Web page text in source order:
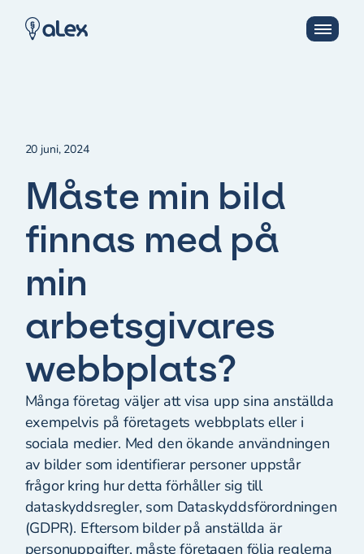
20 juni, 2024
Måste min bild
finnas med på
min
arbetsgivares
webbplats?
Många företag väljer att visa upp sina anställda
exempelvis på företagets webbplats eller i
sociala medier. Med den ökande användningen
av bilder som identifierar personer uppstår
frågor kring hur detta förhåller sig till
dataskyddsregler, som Dataskyddsförordningen
(GDPR). Eftersom bilder på anställda är
personuppgifter, måste företagen följa reglerna